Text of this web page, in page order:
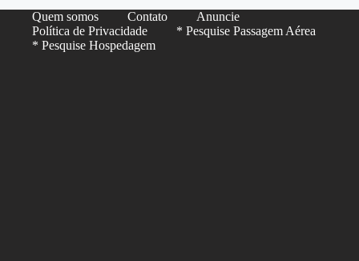
Quem somos Contato
Anuncie
Política de Privacidade
* Pesquise Passagem Aérea
* Pesquise Hospedagem